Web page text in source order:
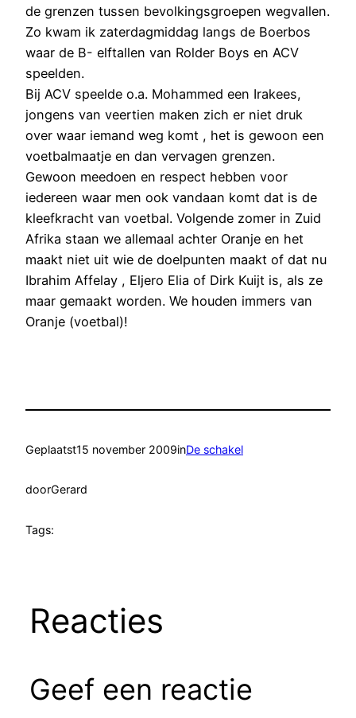
de grenzen tussen bevolkingsgroepen wegvallen.
Zo kwam ik zaterdagmiddag langs de Boerbos
waar de B- elftallen van Rolder Boys en ACV
speelden.
Bij ACV speelde o.a. Mohammed een Irakees,
jongens van veertien maken zich er niet druk
over waar iemand weg komt , het is gewoon een
voetbalmaatje en dan vervagen grenzen.
Gewoon meedoen en respect hebben voor
iedereen waar men ook vandaan komt dat is de
kleefkracht van voetbal. Volgende zomer in Zuid
Afrika staan we allemaal achter Oranje en het
maakt niet uit wie de doelpunten maakt of dat nu
Ibrahim Affelay , Eljero Elia of Dirk Kuijt is, als ze
maar gemaakt worden. We houden immers van
Oranje (voetbal)!
Geplaatst15 november 2009inDe schakel
doorGerard
Tags:
Reacties
Geef een reactie